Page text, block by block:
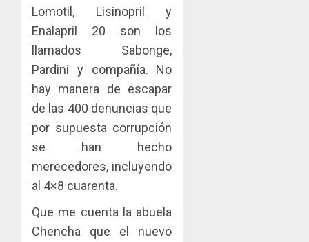
Lomotil, Lisinopril y
Enalapril 20 son los
llamados Sabonge,
Pardini y compañía. No
hay manera de escapar
de las 400 denuncias que
por supuesta corrupción
se han hecho
merecedores, incluyendo
al 4×8 cuarenta.
Que me cuenta la abuela
Chencha que el nuevo